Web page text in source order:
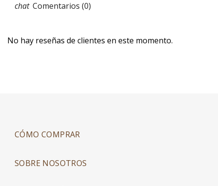
Comentarios (0)
No hay reseñas de clientes en este momento.
CÓMO COMPRAR
SOBRE NOSOTROS